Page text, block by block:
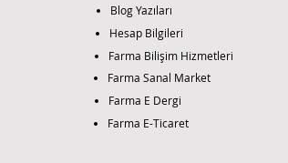
Blog Yazıları
Hesap Bilgileri
Farma Bilişim Hizmetleri
Farma Sanal Market
Farma E Dergi
Farma E-Ticaret